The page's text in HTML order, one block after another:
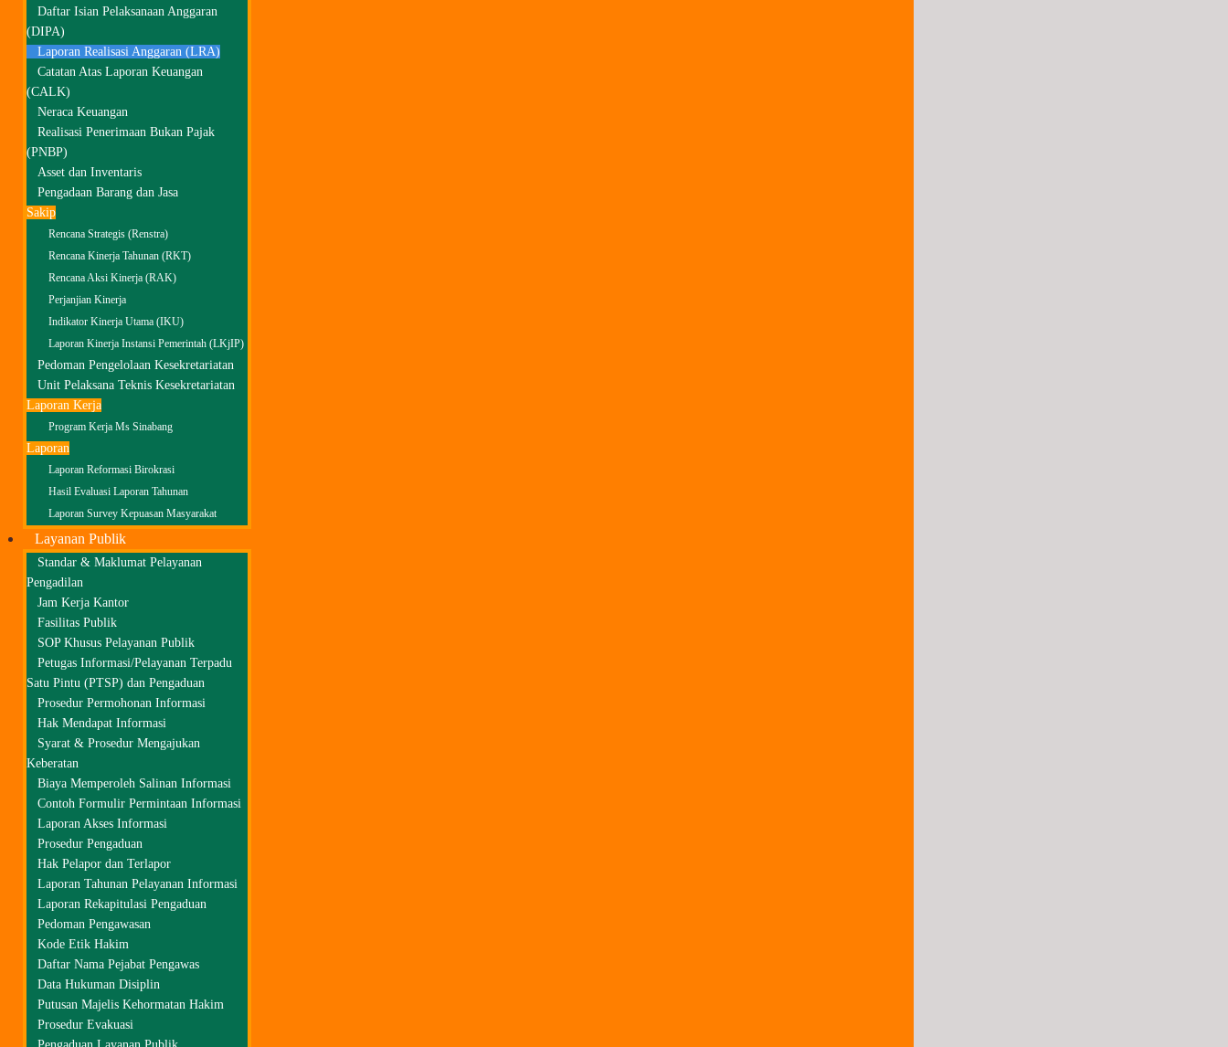
Daftar Isian Pelaksanaan Anggaran
(DIPA)
Laporan Realisasi Anggaran (LRA)
Catatan Atas Laporan Keuangan
(CALK)
Neraca Keuangan
Realisasi Penerimaan Bukan Pajak
(PNBP)
Asset dan Inventaris
Pengadaan Barang dan Jasa
Sakip
Rencana Strategis (Renstra)
Rencana Kinerja Tahunan (RKT)
Rencana Aksi Kinerja (RAK)
Perjanjian Kinerja
Indikator Kinerja Utama (IKU)
Laporan Kinerja Instansi Pemerintah (LKjIP)
Pedoman Pengelolaan Kesekretariatan
Unit Pelaksana Teknis Kesekretariatan
Laporan Kerja
Program Kerja Ms Sinabang
Laporan
Laporan Reformasi Birokrasi
Hasil Evaluasi Laporan Tahunan
Laporan Survey Kepuasan Masyarakat
Layanan Publik
Standar & Maklumat Pelayanan
Pengadilan
Jam Kerja Kantor
Fasilitas Publik
SOP Khusus Pelayanan Publik
Petugas Informasi/Pelayanan Terpadu
Satu Pintu (PTSP) dan Pengaduan
Prosedur Permohonan Informasi
Hak Mendapat Informasi
Syarat & Prosedur Mengajukan
Keberatan
Biaya Memperoleh Salinan Informasi
Contoh Formulir Permintaan Informasi
Laporan Akses Informasi
Prosedur Pengaduan
Hak Pelapor dan Terlapor
Laporan Tahunan Pelayanan Informasi
Laporan Rekapitulasi Pengaduan
Pedoman Pengawasan
Kode Etik Hakim
Daftar Nama Pejabat Pengawas
Data Hukuman Disiplin
Putusan Majelis Kehormatan Hakim
Prosedur Evakuasi